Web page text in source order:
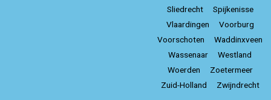
Sliedrecht
Spijkenisse
Vlaardingen
Voorburg
Voorschoten
Waddinxveen
Wassenaar
Westland
Woerden
Zoetermeer
Zuid-Holland
Zwijndrecht